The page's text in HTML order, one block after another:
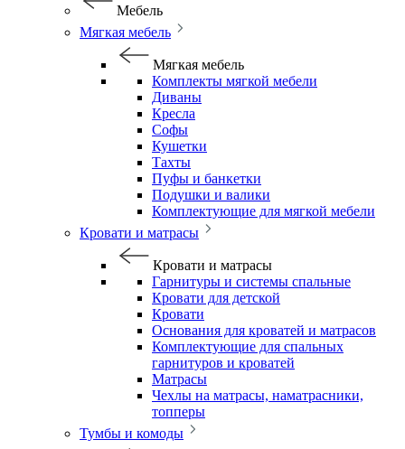
Мебель
Мягкая мебель
Мягкая мебель
Комплекты мягкой мебели
Диваны
Кресла
Софы
Кушетки
Тахты
Пуфы и банкетки
Подушки и валики
Комплектующие для мягкой мебели
Кровати и матрасы
Кровати и матрасы
Гарнитуры и системы спальные
Кровати для детской
Кровати
Основания для кроватей и матрасов
Комплектующие для спальных
гарнитуров и кроватей
Матрасы
Чехлы на матрасы, наматрасники,
топперы
Тумбы и комоды